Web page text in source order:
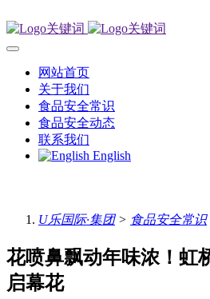
网站首页
关于我们
食品安全常识
食品安全动态
联系我们
English
U乐国际·集团> 食品安全常识
花喷鼻飘动年味浓！虹
启幕花